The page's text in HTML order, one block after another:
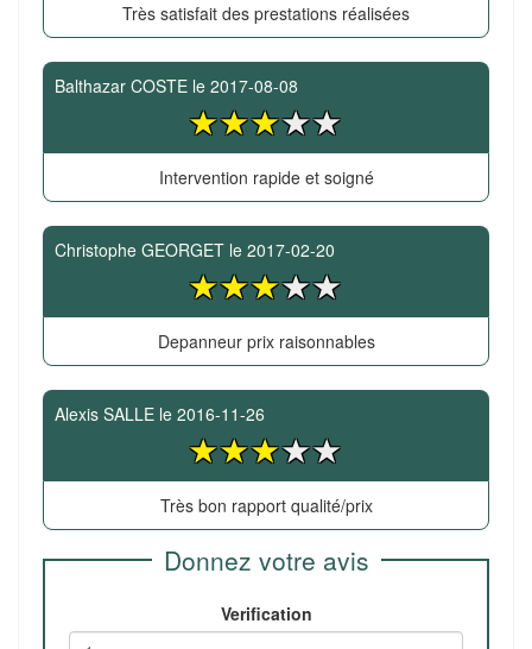
Très satisfait des prestations réalisées
Balthazar COSTE le 2017-08-08
Intervention rapide et soigné
Christophe GEORGET le 2017-02-20
Depanneur prix raisonnables
Alexis SALLE le 2016-11-26
Très bon rapport qualité/prix
Donnez votre avis
Verification